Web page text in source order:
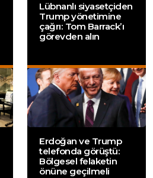
Lübnanlı siyasetçiden
Trump yönetimine
çağrı: Tom Barrack’ı
görevden alın
Erdoğan ve Trump
telefonda görüştü:
Bölgesel felaketin
önüne geçilmeli